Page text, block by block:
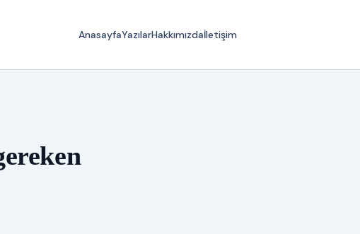
AnasayfaYazılarHakkımızdaİletişim